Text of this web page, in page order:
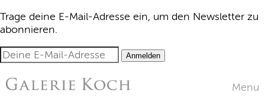
Trage deine E-Mail-Adresse ein, um den Newsletter zu
abonnieren.
Anmelden
Menu